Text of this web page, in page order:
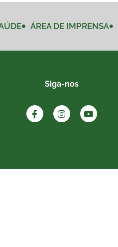
ÁREA DE IMPRENSA
Siga-nos